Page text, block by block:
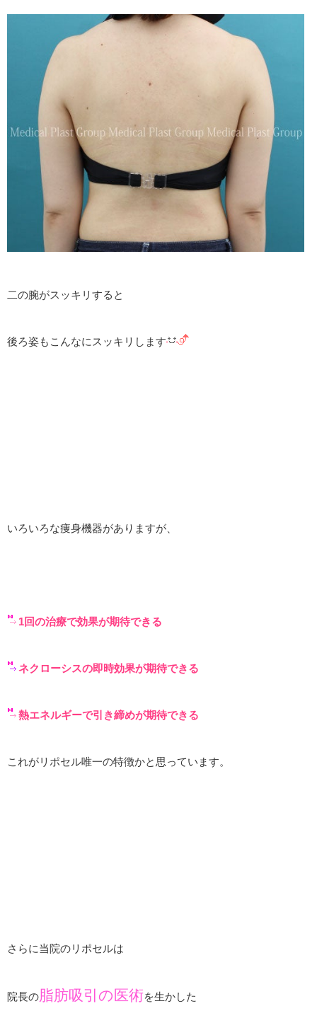
二の腕がスッキリすると
後ろ姿もこんなにスッキリします
いろいろな痩身機器がありますが、
1回の治療で効果が期待できる
ネクローシスの即時効果が期待できる
熱エネルギーで引き締めが期待できる
これがリポセル唯一の特徴かと思っています。
さらに当院のリポセルは
院長の脂肪吸引の医術を生かした